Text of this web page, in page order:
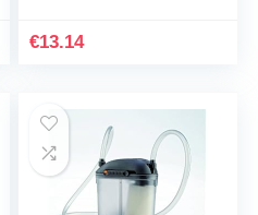
aquarium algen
€13.14